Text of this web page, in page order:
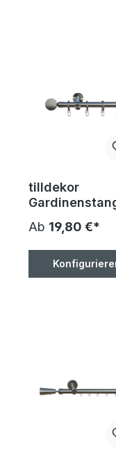
tilldekor
Edelstahl-
16 mm
Durchmesser,
Maß 100-
Ab 19,80 €*